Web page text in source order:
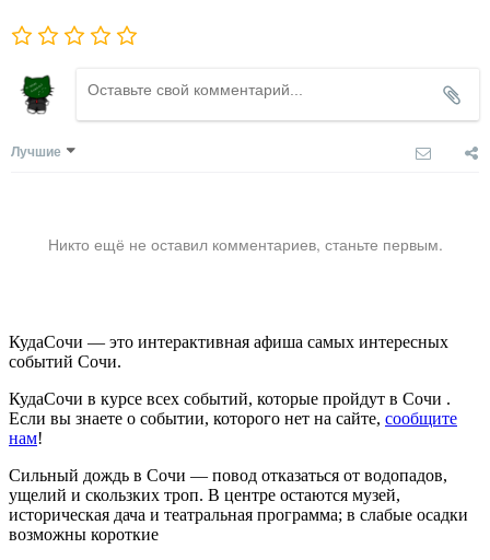
Лучшие
Никто ещё не оставил комментариев, станьте первым.
КудаСочи — это интерактивная афиша самых интересных
событий Сочи.
КудаСочи в курсе всех событий, которые пройдут в Сочи .
Если вы знаете о событии, которого нет на сайте, сообщите
нам!
Сильный дождь в Сочи — повод отказаться от водопадов,
ущелий и скользких троп. В центре остаются музей,
историческая дача и театральная программа; в слабые осадки
возможны короткие